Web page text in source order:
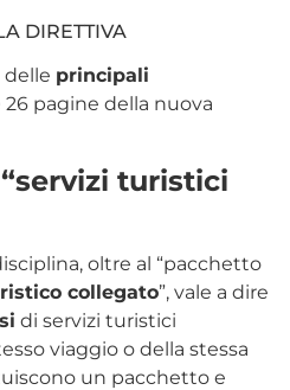
DIRETTIVA
delle principali
pagine della nuova
turistici
oltre al “pacchetto
collegato”, vale a dire
di servizi turistici
viaggio o della stessa
un pacchetto e